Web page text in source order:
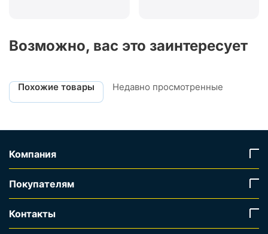
Возможно, вас это заинтересует
Похожие товары Недавно просмотренные
Компания
Покупателям
Контакты